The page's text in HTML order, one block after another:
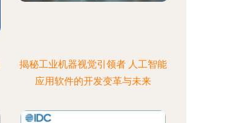
揭秘工业机器视觉引领者 人工智能
应用软件的开发变革与未来